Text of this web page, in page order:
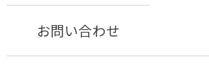
お問い合わせ